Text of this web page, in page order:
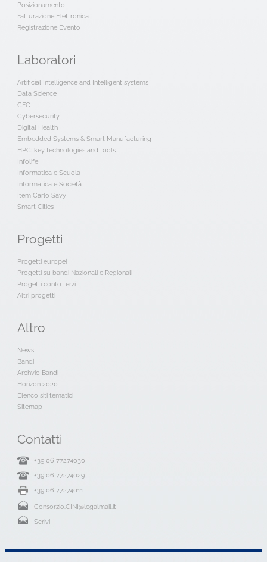
Posizionamento
Fatturazione Elettronica
Registrazione Evento
Laboratori
Artificial Intelligence and Intelligent systems
Data Science
CFC
Cybersecurity
Digital Health
Embedded Systems & Smart Manufacturing
HPC: key technologies and tools
Infolife
Informatica e Scuola
Informatica e Società
Item Carlo Savy
Smart Cities
Progetti
Progetti europei
Progetti su bandi Nazionali e Regionali
Progetti conto terzi
Altri progetti
Altro
News
Bandi
Archvio Bandi
Horizon 2020
Elenco siti tematici
Sitemap
Contatti
+39 06 77274030
+39 06 77274029
+39 06 77274011
Consorzio.CINI@legalmail.it
Scrivi